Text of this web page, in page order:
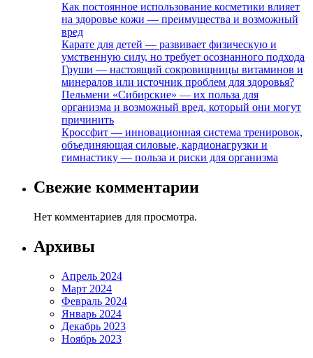
Как постоянное использование косметики влияет
на здоровье кожи — преимущества и возможный
вред
Карате для детей — развивает физическую и
умственную силу, но требует осознанного подхода
Груши — настоящий сокровищницы витаминов и
минералов или источник проблем для здоровья?
Пельмени «Сибирские» — их польза для
организма и возможный вред, который они могут
причинить
Кроссфит — инновационная система тренировок,
объединяющая силовые, кардионагрузки и
гимнастику — польза и риски для организма
Свежие комментарии
Нет комментариев для просмотра.
Архивы
Апрель 2024
Март 2024
Февраль 2024
Январь 2024
Декабрь 2023
Ноябрь 2023